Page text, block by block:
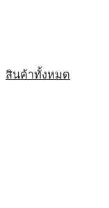
สินค้าทั้งหมด